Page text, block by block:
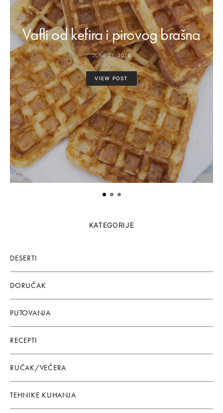
Vafli od kefira i pirovog brašna
JUNE 17, 2026
VIEW POST
KATEGORIJE
DESERTI
DORUČAK
PUTOVANJA
RECEPTI
RUČAK/VEČERA
TEHNIKE KUHANJA